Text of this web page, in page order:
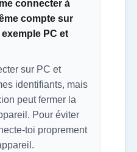
connecter à
compte sur
PC et
sur PC et
identifiants, mais
peut fermer la
Pour éviter
toi proprement